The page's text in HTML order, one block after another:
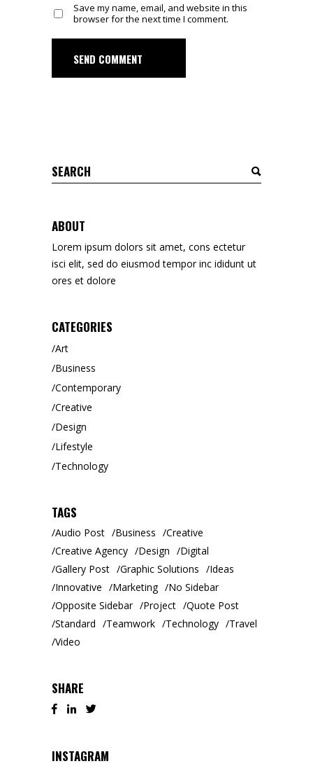
Save my name, email, and website in this
browser for the next time I comment.
SEND COMMENT
Search
for:
ABOUT
Lorem ipsum dolors sit amet, cons ectetur
isci elit, sed do eiusmod tempor inc ididunt ut
ores et dolore
CATEGORIES
Art
Business
Contemporary
Creative
Design
Lifestyle
Technology
TAGS
Audio Post Business
Creative
Creative Agency
Design
Digital
Gallery Post
Graphic Solutions
Ideas
Innovative
Marketing
No Sidebar
Opposite Sidebar
Project
Quote Post
Standard
Teamwork Technology
Travel
Video
SHARE
INSTAGRAM